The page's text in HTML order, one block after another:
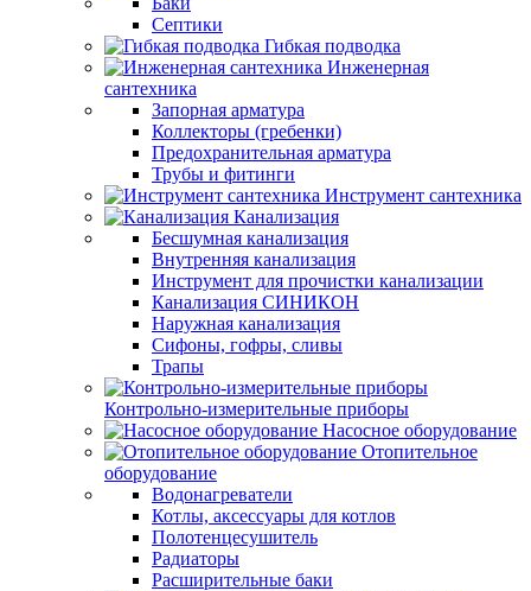
Септики
Гибкая подводка
Инженерная
сантехника
Запорная арматура
Коллекторы (гребенки)
Предохранительная арматура
Трубы и фитинги
Инструмент сантехника
Канализация
Бесшумная канализация
Внутренняя канализация
Инструмент для прочистки канализации
Канализация СИНИКОН
Наружная канализация
Сифоны, гофры, сливы
Трапы
Контрольно-измерительные приборы
Насосное оборудование
Отопительное
оборудование
Водонагреватели
Котлы, аксессуары для котлов
Полотенцесушитель
Радиаторы
Расширительные баки